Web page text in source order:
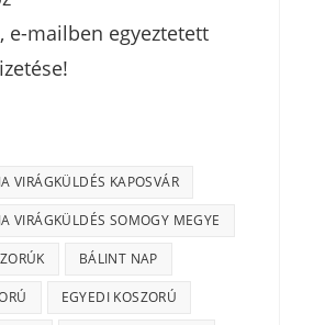
e-mailben egyeztetett
VIRÁGKÜLDÉS KAPOSVÁR
VIRÁGKÜLDÉS SOMOGY MEGYE
BÁLINT NAP
EGYEDI KOSZORÚ